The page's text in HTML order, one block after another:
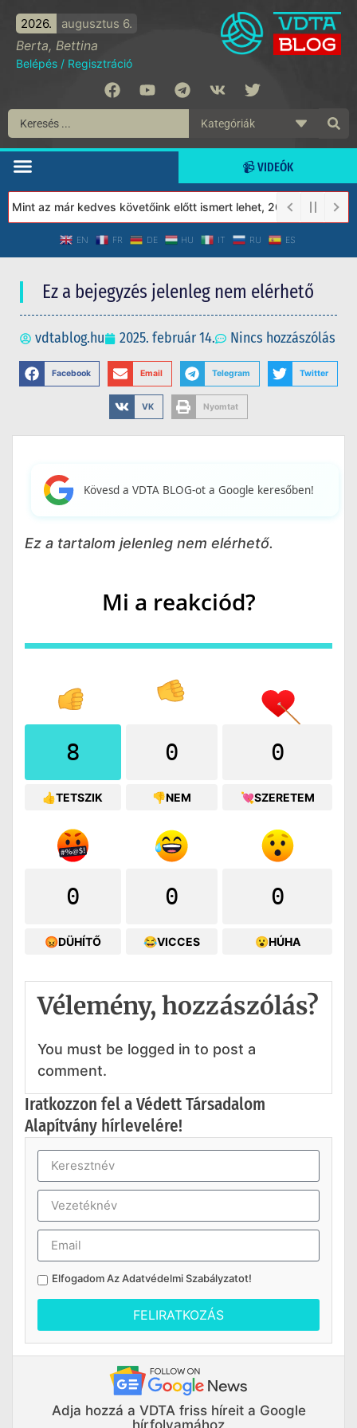
2026. augusztus 6.
Berta, Bettina
Belépés / Regisztráció
📹 VIDEÓK
az már kedves követőink előtt ismert lehet, 2023-tól a Védett
EN FR DE HU IT RU ES
Ez a bejegyzés jelenleg nem elérhető
vdtablog.hu 2025. február 14. Nincs hozzászólás
Facebook Email Telegram Twitter
VK Nyomtat
Kövesd a VDTA BLOG-ot a Google keresőben!
Ez a tartalom jelenleg nem elérhető.
Mi a reakciód?
8
👍TETSZIK
0
👎NEM
0
💘SZERETEM
0
😡DÜHÍTŐ
0
😂VICCES
0
😮HÚHA
Vélemény, hozzászólás?
You must be logged in to post a
comment.
Iratkozzon fel a Védett Társadalom
Alapítvány hírlevelére!
Elfogadom AzAdatvédelmi Szabályzatot!
FELIRATKOZÁS
Adja hozzá a VDTA friss híreit a Google
hírfolyamához